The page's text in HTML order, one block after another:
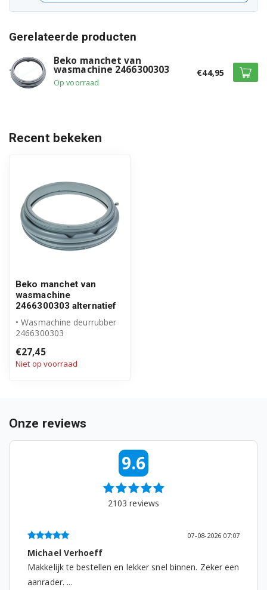
WMB71423 7107441600
WMB71431M 7132342100
WMB71432S 7108041200
WMB71433S 7103341200
WMB71436 7132342000
WMB71631A 7114841100
WMB71632A 7114841400
WMB71642A 7178981100
WMB71642S 7109141100
WMB71643PTE 7178981300
WMB81432 7100642600
WMD26125T 7143282000
WMD26125T 7143281100
WMD26145T 7154581900
WMD26148T 7154582000
WMD66126 7155081300
WMD66145 7155181100
Gerelateerde producten
Beko manchet van
wasmachine 2466300303
Op voorraad
€44,95
Recent bekeken
Beko manchet van
wasmachine
2466300303 alternatief
• Wasmachine deurrubber
2466300303
• Hoogwaardig alternat...
€27,45
Niet op voorraad
Onze reviews
9.6
2103 reviews
07-08-2026 07:07
Michael Verhoeff
Makkelijk te bestellen en lekker snel binnen. Zeker een
aanrader. ...